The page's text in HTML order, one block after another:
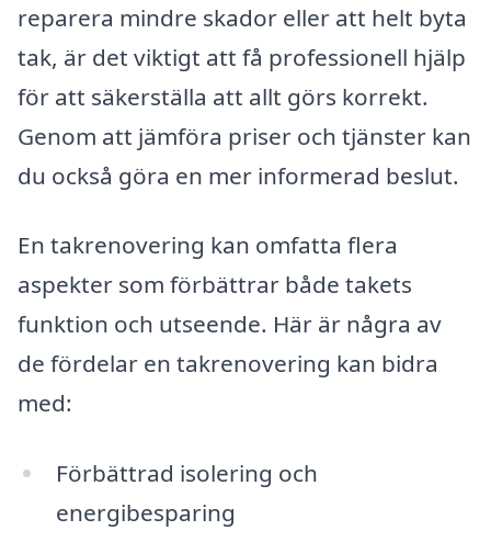
reparera mindre skador eller att helt byta
tak, är det viktigt att få professionell hjälp
för att säkerställa att allt görs korrekt.
Genom att jämföra priser och tjänster kan
du också göra en mer informerad beslut.
En takrenovering kan omfatta flera
aspekter som förbättrar både takets
funktion och utseende. Här är några av
de fördelar en takrenovering kan bidra
med:
Förbättrad isolering och
energibesparing